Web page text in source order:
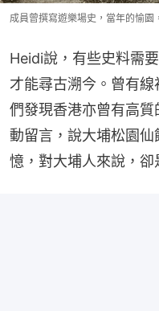
成員曾撰寫遊樂場史，當年的愉園
Heidi說，有些史料需
才能尋古溯今。曾有
們發現香港亦曾有高
動留言，說大埔松園
憶，對大埔人來說，卻